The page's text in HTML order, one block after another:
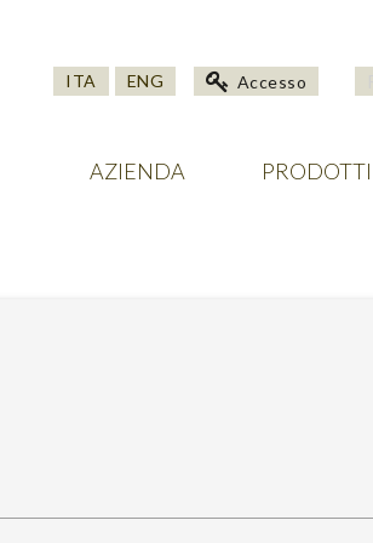
ITA ENG Accesso
AZIENDA PRODOTTI